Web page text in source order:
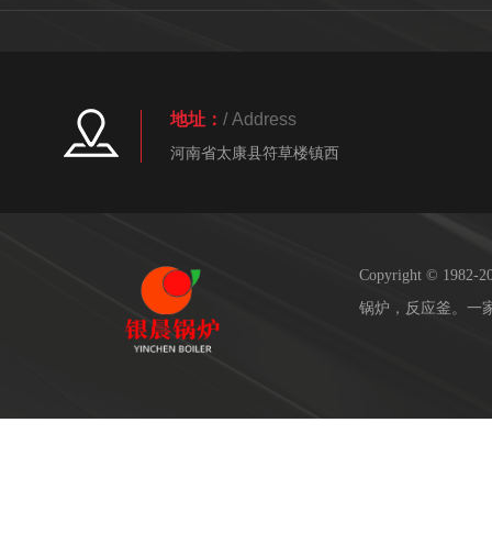
地址： / Address
河南省太康县符草楼镇西
Copyright © 1982-
锅炉，反应釜。一